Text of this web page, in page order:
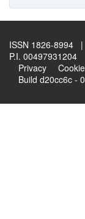
ISSN 1826-8994 |
P.I. 00497931204
Privacy
Build d20cc6c -